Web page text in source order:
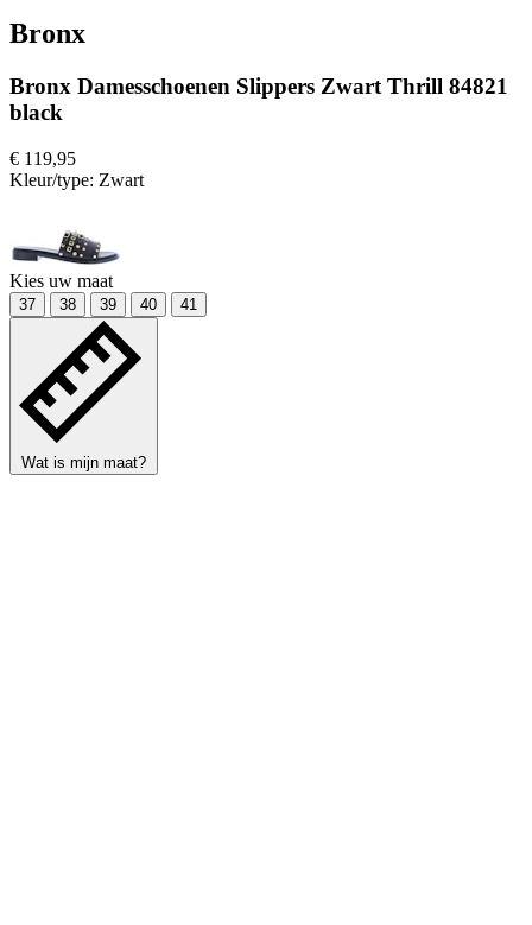
Bronx
Bronx Damesschoenen Slippers Zwart Thrill 84821
black
€ 119,95
Kleur/type: Zwart
Kies uw maat
37 38 39 40 41
Wat is mijn maat?